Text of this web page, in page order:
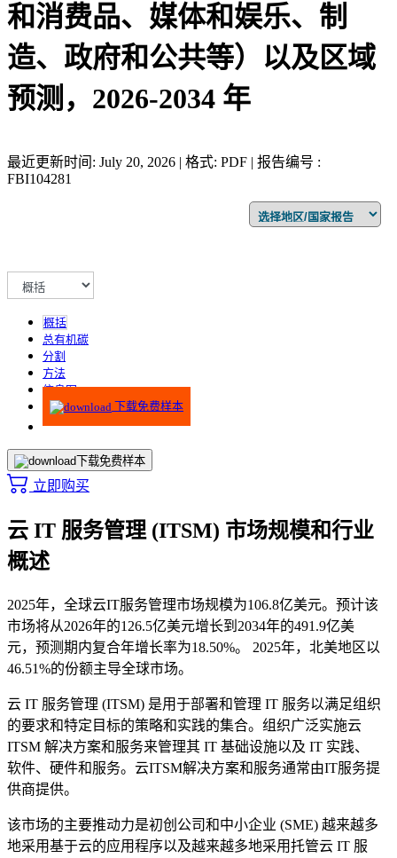
和消费品、媒体和娱乐、制
造、政府和公共等）以及区域
预测，2026-2034 年
最近更新时间: July 20, 2026 | 格式: PDF | 报告编号 :
FBI104281
概括
总有机碳
分割
方法
信息图
下载免费样本
下载免费样本
立即购买
云 IT 服务管理 (ITSM) 市场规模和行业
概述
2025年，全球云IT服务管理市场规模为106.8亿美元。预计该
市场将从2026年的126.5亿美元增长到2034年的491.9亿美
元，预测期内复合年增长率为18.50%。 2025年，北美地区以
46.51%的份额主导全球市场。
云 IT 服务管理 (ITSM) 是用于部署和管理 IT 服务以满足组织
的要求和特定目标的策略和实践的集合。组织广泛实施云
ITSM 解决方案和服务来管理其 IT 基础设施以及 IT 实践、
软件、硬件和服务。云ITSM解决方案和服务通常由IT服务提
供商提供。
该市场的主要推动力是初创公司和中小企业 (SME) 越来越多
地采用基于云的应用程序以及越来越多地采用托管云 IT 服